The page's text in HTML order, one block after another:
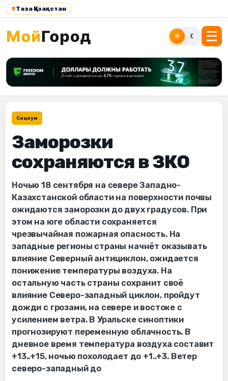
#Таза Қазақстан
☀ ☾
Социум
Заморозки
сохраняются в ЗКО
Ночью 18 сентября на севере Западно-
Казахстанской области на поверхности почвы
ожидаются заморозки до двух градусов. При
этом на юге области сохраняется
чрезвычайная пожарная опасность. На
западные регионы страны начнёт оказывать
влияние Северный антициклон, ожидается
понижение температуры воздуха. На
остальную часть страны сохранит своё
влияние Северо-западный циклон, пройдут
дожди с грозами, на севере и востоке с
усилением ветра. В Уральске синоптики
прогнозируют переменную облачность. В
дневное время температура воздуха составит
+13..+15, ночью похолодает до +1..+3. Ветер
северо-западный до